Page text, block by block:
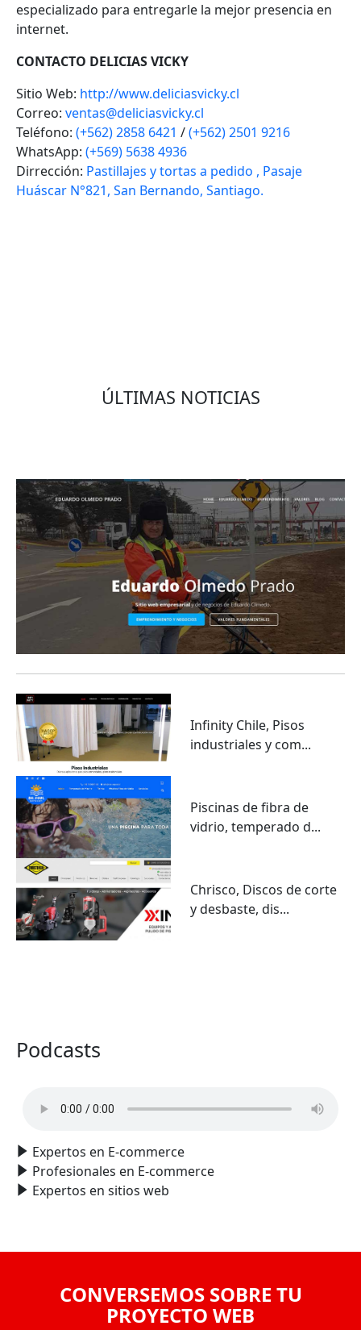
especializado para entregarle la mejor presencia en
internet.
CONTACTO DELICIAS VICKY
Sitio Web: http://www.deliciasvicky.cl
Correo: ventas@deliciasvicky.cl
Teléfono: (+562) 2858 6421 /(+562) 2501 9216
WhatsApp: (+569) 5638 4936
Dirrección: Pastillajes y tortas a pedido , Pasaje
Huáscar N°821, San Bernando, Santiago.
ÚLTIMAS NOTICIAS
Infinity Chile, Pisos
industriales y com...
Piscinas de fibra de
vidrio, temperado d...
Chrisco, Discos de corte
y desbaste, dis...
Podcasts
Expertos en E-commerce
Profesionales en E-commerce
Expertos en sitios web
CONVERSEMOS SOBRE TU
PROYECTO WEB